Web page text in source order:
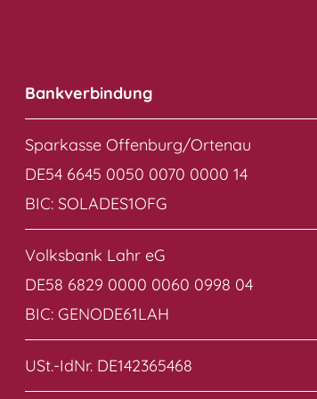
Bankverbindung
Sparkasse Offenburg/Ortenau
DE54 6645 0050 0070 0000 14
BIC: SOLADES1OFG
Volksbank Lahr eG
DE58 6829 0000 0060 0998 04
BIC: GENODE61LAH
USt.-IdNr. DE142365468